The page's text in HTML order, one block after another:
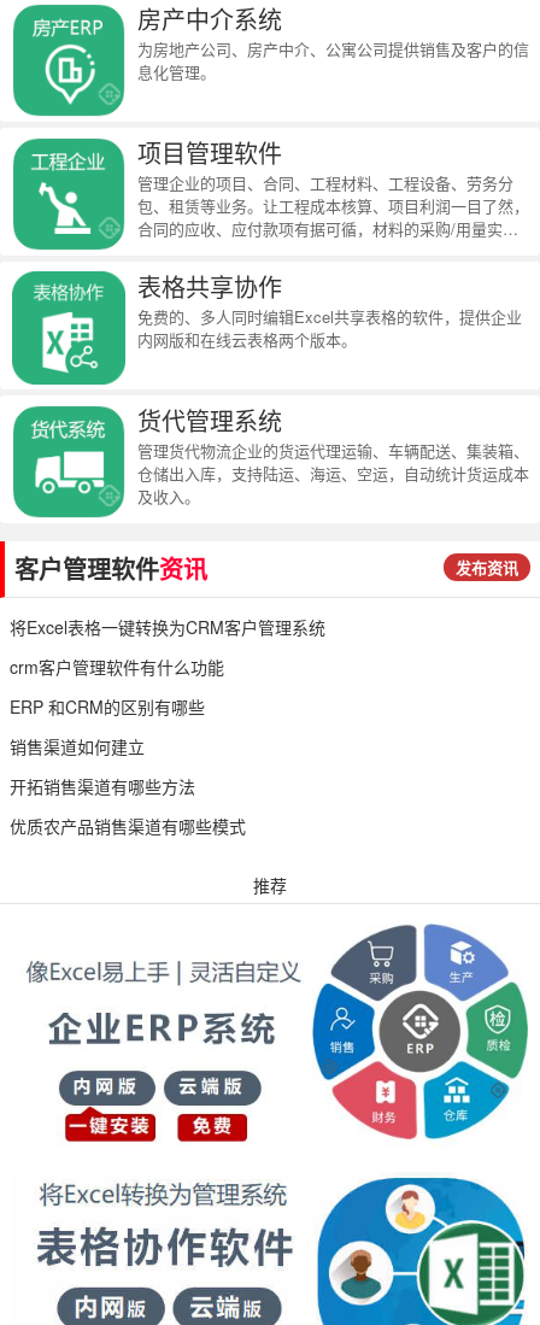
房产中介系统
为房地产公司、房产中介、公寓公司提供销售及客户的信
息化管理。
项目管理软件
管理企业的项目、合同、工程材料、工程设备、劳务分
包、租赁等业务。让工程成本核算、项目利润一目了然，
合同的应收、应付款项有据可循，材料的采购/用量实时
表格共享协作
免费的、多人同时编辑Excel共享表格的软件，提供企业
内网版和在线云表格两个版本。
货代管理系统
管理货代物流企业的货运代理运输、车辆配送、集装箱、
仓储出入库，支持陆运、海运、空运，自动统计货运成本
及收入。
客户管理软件资讯 发布资讯
将Excel表格一键转换为CRM客户管理系统
crm客户管理软件有什么功能
ERP 和CRM的区别有哪些
销售渠道如何建立
开拓销售渠道有哪些方法
优质农产品销售渠道有哪些模式
推荐